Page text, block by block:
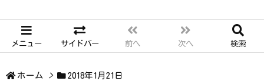
メニュー サイドバー 前へ 次へ 検索
ホーム > 2018年1月21日